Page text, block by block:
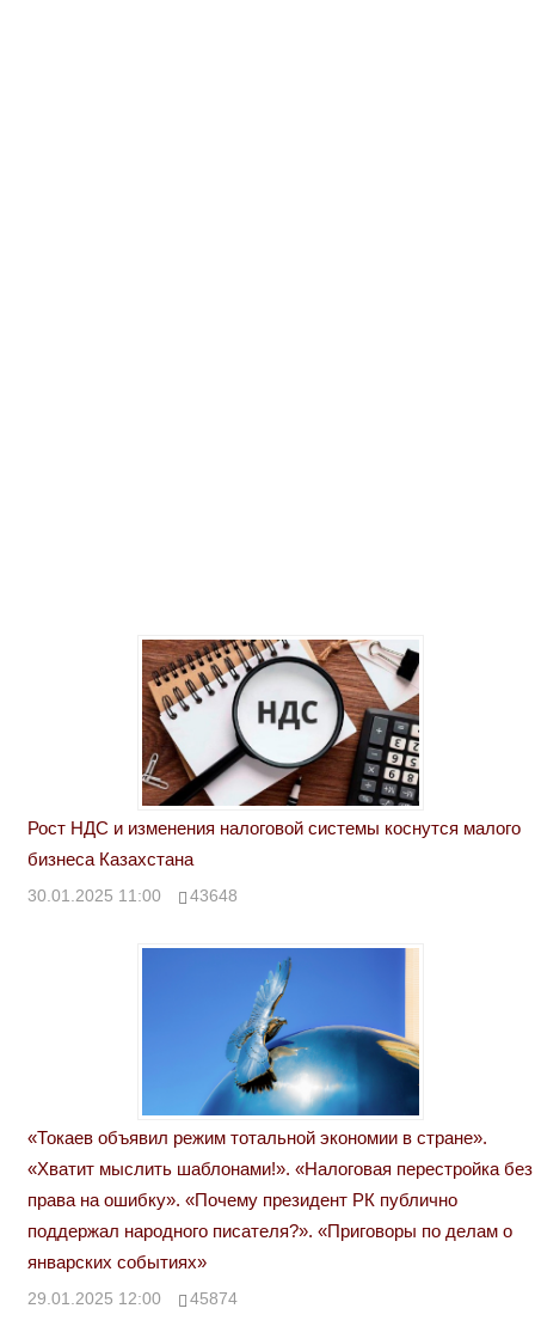
Рост НДС и изменения налоговой системы коснутся малого
бизнеса Казахстана
30.01.2025 11:00 43648
«Токаев объявил режим тотальной экономии в стране».
«Хватит мыслить шаблонами!». «Налоговая перестройка без
права на ошибку». «Почему президент РК публично
поддержал народного писателя?». «Приговоры по делам о
январских событиях»
29.01.2025 12:00 45874